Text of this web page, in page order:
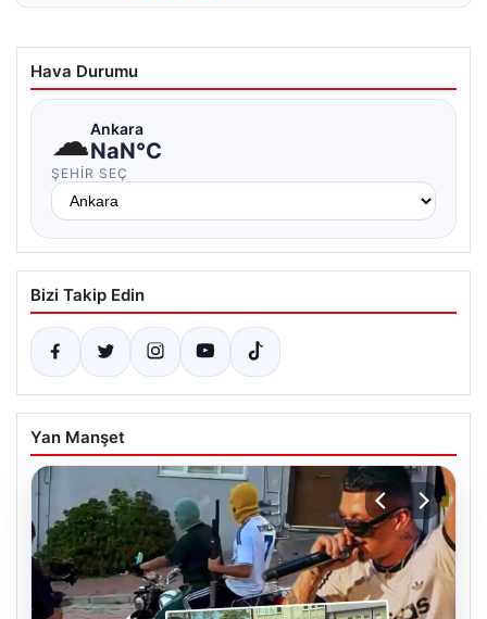
Hava Durumu
☁Ankara
NaN°C
ŞEHIR SEÇ
Bizi Takip Edin
Yan Manşet